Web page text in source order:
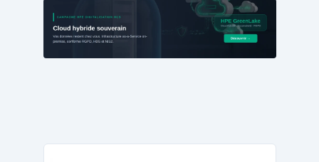
construction, de la communication à la
gestion financière. L'utilisation de gestion
de projet ...